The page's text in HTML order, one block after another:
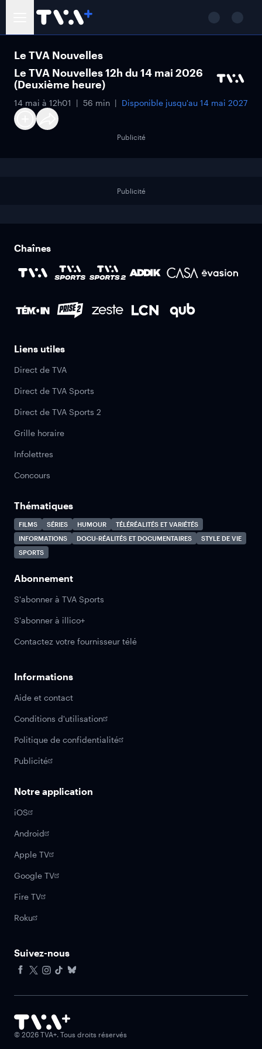
Le TVA Nouvelles
Le TVA Nouvelles 12h du 14 mai 2026
(Deuxième heure)
14 mai à 12h01 56 min Disponible jusqu'au 14 mai 2027
Publicité
Publicité
Chaînes
Liens utiles
Direct de TVA
Direct de TVA Sports
Direct de TVA Sports 2
Grille horaire
Infolettres
Concours
Thématiques
FILMS SÉRIES HUMOUR
TÉLÉRÉALITÉS ET VARIÉTÉS
INFORMATIONS
DOCU-RÉALITÉS ET DOCUMENTAIRES
STYLE DE VIE
SPORTS
Abonnement
S'abonner à TVA Sports
S'abonner à illico+
Contactez votre fournisseur télé
Informations
Aide et contact
Conditions d'utilisation
Politique de confidentialité
Publicité
Notre application
iOS
Android
Apple TV
Google TV
Fire TV
Roku
Suivez-nous
© 2026 TVA+. Tous droits réservés